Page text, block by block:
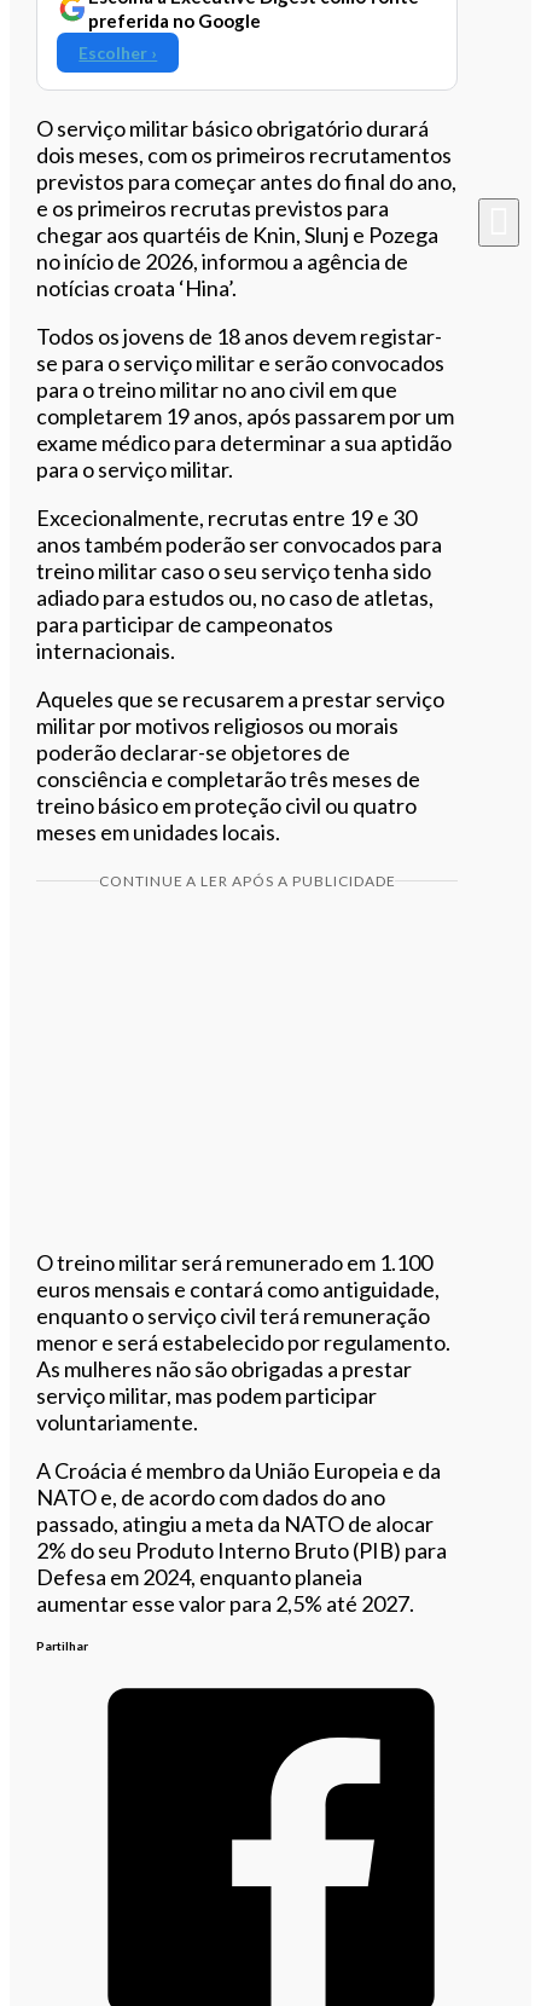
preferida no Google
Escolher ›
O serviço militar básico obrigatório durará
dois meses, com os primeiros recrutamentos
previstos para começar antes do final do ano,
e os primeiros recrutas previstos para
chegar aos quartéis de Knin, Slunj e Pozega
no início de 2026, informou a agência de
notícias croata ‘Hina’.
Todos os jovens de 18 anos devem registar-
se para o serviço militar e serão convocados
para o treino militar no ano civil em que
completarem 19 anos, após passarem por um
exame médico para determinar a sua aptidão
para o serviço militar.
Excecionalmente, recrutas entre 19 e 30
anos também poderão ser convocados para
treino militar caso o seu serviço tenha sido
adiado para estudos ou, no caso de atletas,
para participar de campeonatos
internacionais.
Aqueles que se recusarem a prestar serviço
militar por motivos religiosos ou morais
poderão declarar-se objetores de
consciência e completarão três meses de
treino básico em proteção civil ou quatro
meses em unidades locais.
CONTINUE A LER APÓS A PUBLICIDADE
O treino militar será remunerado em 1.100
euros mensais e contará como antiguidade,
enquanto o serviço civil terá remuneração
menor e será estabelecido por regulamento.
As mulheres não são obrigadas a prestar
serviço militar, mas podem participar
voluntariamente.
A Croácia é membro da União Europeia e da
NATO e, de acordo com dados do ano
passado, atingiu a meta da NATO de alocar
2% do seu Produto Interno Bruto (PIB) para
Defesa em 2024, enquanto planeia
aumentar esse valor para 2,5% até 2027.
Partilhar